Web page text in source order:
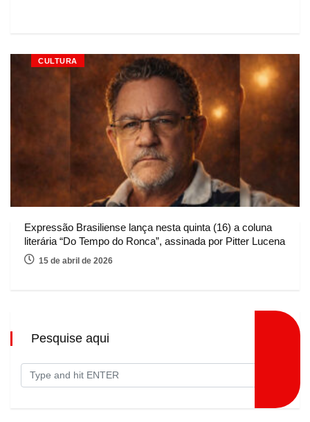
CULTURA
Expressão Brasiliense lança nesta quinta (16) a coluna
literária “Do Tempo do Ronca”, assinada por Pitter Lucena
15 de abril de 2026
Pesquise aqui